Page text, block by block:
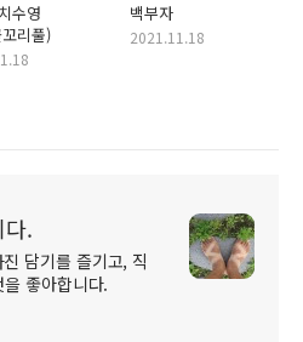
수영
리풀)
백부자
2021.11.18
.
담기를 즐기고, 직
좋아합니다.